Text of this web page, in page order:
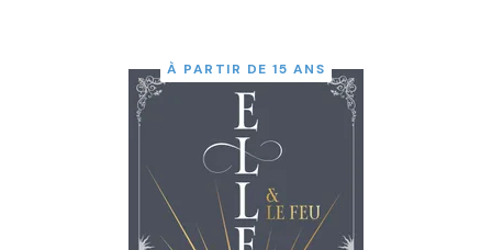
À PARTIR DE 15 ANS